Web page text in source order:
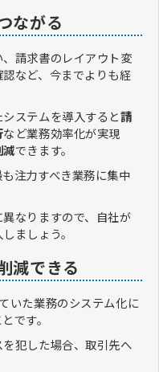
ながる
請求書のレイアウト変
など、今までよりも経
ステムを導入すると請
など業務効率化が実現
できます。
注力すべき業務に集中
なりますので、自社が
ましょう。
減できる
いた業務のシステム化に
です。
犯した場合、取引先へ